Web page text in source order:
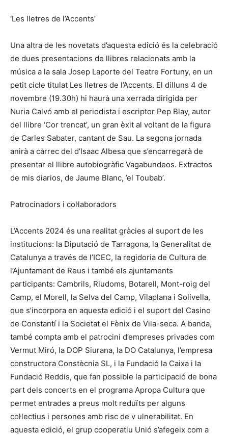
‘Les lletres de l’Accents’
Una altra de les novetats d’aquesta edició és la celebració
de dues presentacions de llibres relacionats amb la
música a la sala Josep Laporte del Teatre Fortuny, en un
petit cicle titulat Les lletres de l’Accents. El dilluns 4 de
novembre (19.30h) hi haurà una xerrada dirigida per
Nuria Calvó amb el periodista i escriptor Pep Blay, autor
del llibre ‘Cor trencat’, un gran èxit al voltant de la figura
de Carles Sabater, cantant de Sau. La segona jornada
anirà a càrrec del d’Isaac Albesa que s’encarregarà de
presentar el llibre autobiogràfic Vagabundeos. Extractos
de mis diarios, de Jaume Blanc, ’el Toubab’.
Patrocinadors i col·laboradors
L’Accents 2024 és una realitat gràcies al suport de les
institucions: la Diputació de Tarragona, la Generalitat de
Catalunya a través de l’ICEC, la regidoria de Cultura de
l’Ajuntament de Reus i també els ajuntaments
participants: Cambrils, Riudoms, Botarell, Mont-roig del
Camp, el Morell, la Selva del Camp, Vilaplana i Solivella,
que s’incorpora en aquesta edició i el suport del Casino
de Constantí i la Societat el Fènix de Vila-seca. A banda,
també compta amb el patrocini d’empreses privades com
Vermut Miró, la DOP Siurana, la DO Catalunya, l’empresa
constructora Constècnia SL, i la Fundació la Caixa i la
Fundació Reddis, que fan possible la participació de bona
part dels concerts en el programa Apropa Cultura que
permet entrades a preus molt reduïts per alguns
col·lectius i persones amb risc de v ulnerabilitat. En
aquesta edició, el grup cooperatiu Unió s’afegeix com a